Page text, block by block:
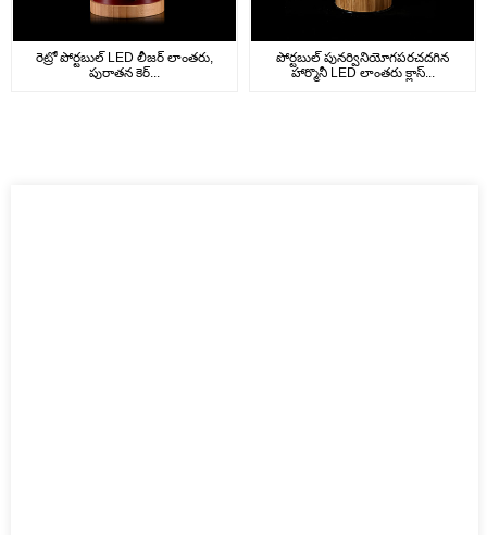
రెట్రో పోర్టబుల్ LED లీజర్ లాంతరు,
పురాతన కెర్...
పోర్టబుల్ పునర్వినియోగపరచదగిన
హార్మొనీ LED లాంతరు క్లాస్...